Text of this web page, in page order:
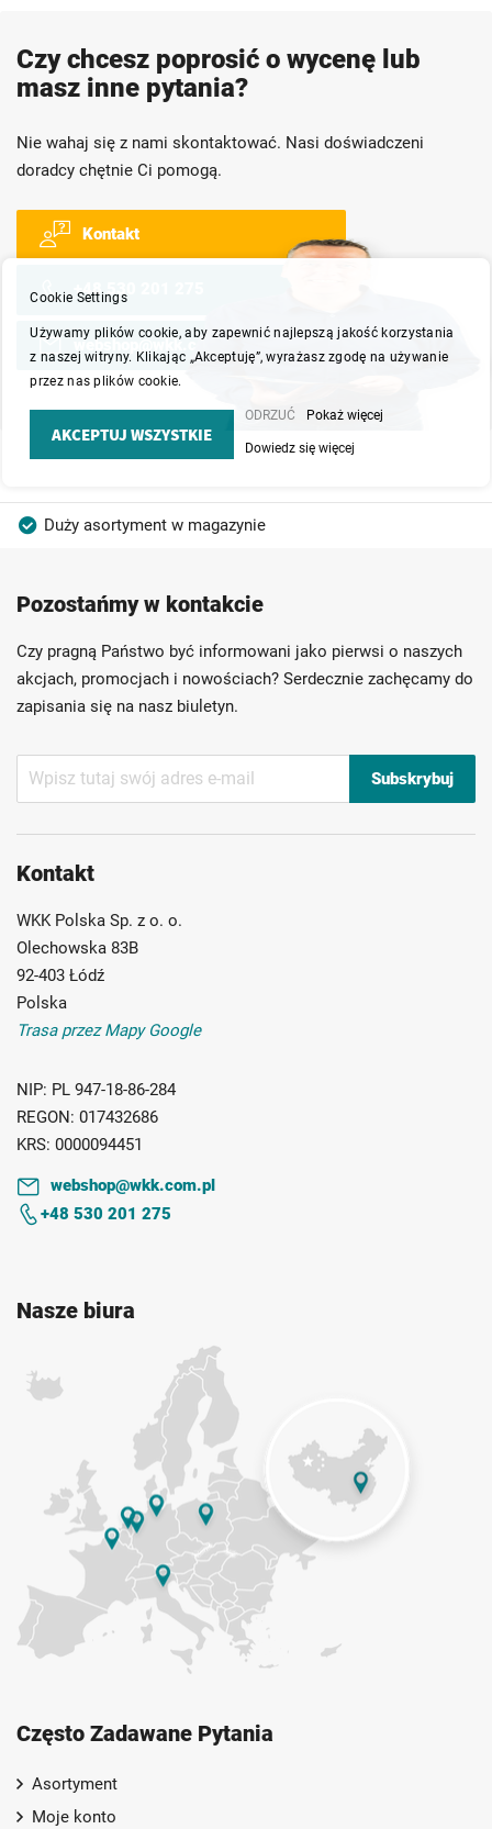
Czy chcesz poprosić o wycenę lub
masz inne pytania?
Nie wahaj się z nami skontaktować. Nasi doświadczeni
doradcy chętnie Ci pomogą.
Kontakt
+48 530 201 275
webshop@wkk.com.pl
Duży asortyment w magazynie
Szybka dostawa
Indywidualni doradcy
Ponad 40 lat doświadczenia
Możliwość własnego etykietowania
Pozostańmy w kontakcie
Czy pragną Państwo być informowani jako pierwsi o naszych
akcjach, promocjach i nowościach? Serdecznie zachęcamy do
zapisania się na nasz biuletyn.
Subskrybuj
nasz
Subskrybuj
Kontakt
WKK Polska Sp. z o. o.
Olechowska 83B
92-403 Łódź
Polska
Trasa przez Mapy Google
NIP: PL 947-18-86-284
REGON: 017432686
KRS: 0000094451
webshop@wkk.com.pl
+48 530 201 275
Nasze biura
Często Zadawane Pytania
Asortyment
Moje konto
Cookie Settings
Używamy plików cookie, aby zapewnić najlepszą jakość korzystania
z naszej witryny. Klikając „Akceptuję”, wyrażasz zgodę na używanie
przez nas plików cookie.
AKCEPTUJ WSZYSTKIE
ODRZUĆ Pokaż więcej
Dowiedz się więcej